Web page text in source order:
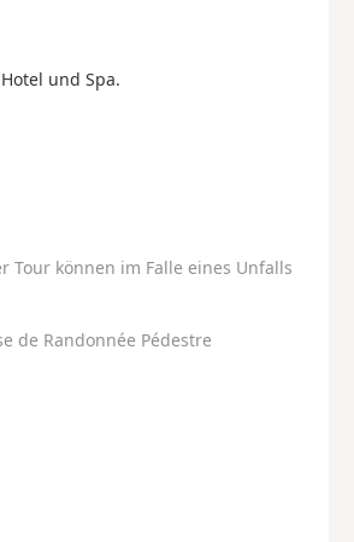
und Spa.
können im Falle eines Unfalls
de Randonnée Pédestre